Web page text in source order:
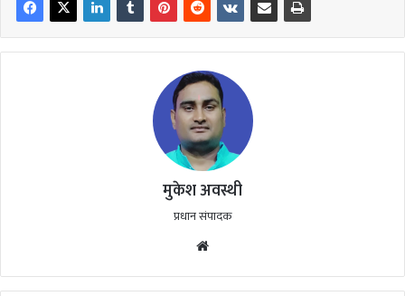
मुकेश अवस्थी
प्रधान संपादक